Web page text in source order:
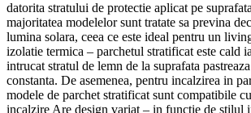
datorita stratului de protectie aplicat pe
majoritatea modelelor sunt tratate sa previna
lumina solara, ceea ce este ideal pentru un
izolatie termica – parchetul stratificat este cald
intrucat stratul de lemn de la suprafata
constanta. De asemenea, pentru incalzirea in
modele de parchet stratificat sunt compatibile
incalzire Are design variat – in functie de stilul